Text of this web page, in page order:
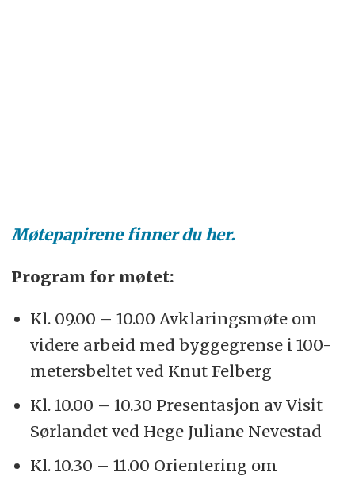
Møtepapirene finner du her.
Program for møtet:
Kl. 09.00 – 10.00 Avklaringsmøte om
videre arbeid med byggegrense i 100-
metersbeltet ved Knut Felberg
Kl. 10.00 – 10.30 Presentasjon av Visit
Sørlandet ved Hege Juliane Nevestad
Kl. 10.30 – 11.00 Orientering om